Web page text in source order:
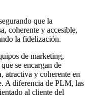
que la
coherente y accesible,
la fidelización.
de marketing,
se encargan de
atractiva y coherente en
A diferencia de PLM, las
al cliente del